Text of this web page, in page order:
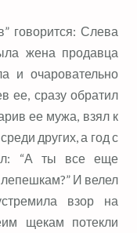
говорится: Слева
жена продавца
и очаровательно
ее, сразу обратил
ее мужа, взял к
других, а год с
“А ты все еще
И велел
взор на
щекам потекли